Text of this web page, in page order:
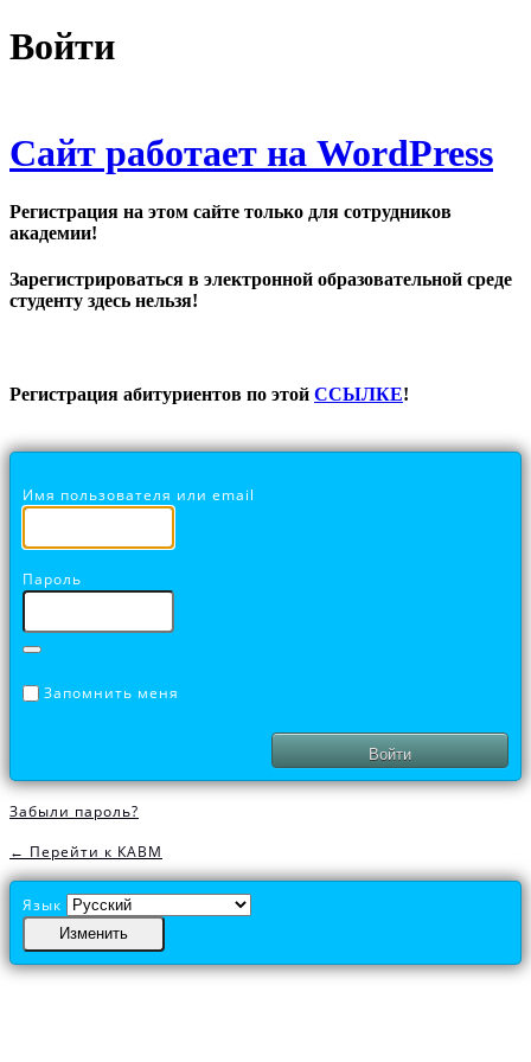
Войти
Сайт работает на WordPress
Регистрация на этом сайте только для сотрудников
академии!
Зарегистрироваться в электронной образовательной среде
студенту здесь нельзя!
Регистрация абитуриентов по этой ССЫЛКЕ!
Имя пользователя или email
Пароль
Запомнить меня
Забыли пароль?
← Перейти к КАВМ
Язык